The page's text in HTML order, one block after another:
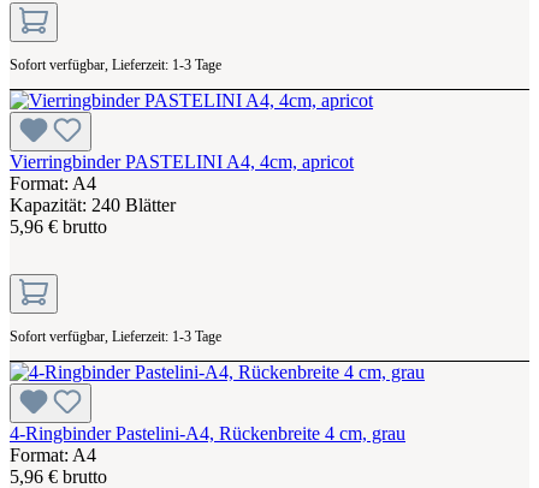
Sofort verfügbar, Lieferzeit: 1-3 Tage
Vierringbinder PASTELINI A4, 4cm, apricot
Format: A4
Kapazität: 240 Blätter
5,96 € brutto
Sofort verfügbar, Lieferzeit: 1-3 Tage
4-Ringbinder Pastelini-A4, Rückenbreite 4 cm, grau
Format: A4
5,96 € brutto